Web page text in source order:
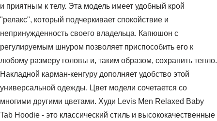
и приятным к телу. Эта модель имеет удобный крой
"релакс", который подчеркивает спокойствие и
непринужденность своего владельца. Капюшон с
регулируемым шнуром позволяет приспособить его к
любому размеру головы и, таким образом, сохранить тепло.
Накладной карман-кенгуру дополняет удобство этой
универсальной одежды. Цвет модели сочетается со
многими другими цветами. Худи Levis Men Relaxed Baby
Tab Hoodie - это классический стиль и высококачественные